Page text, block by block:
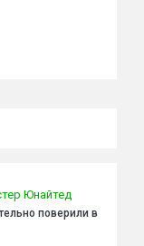
Юнайтед
поверили в